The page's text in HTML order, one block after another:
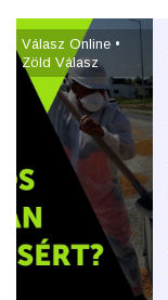
Válasz Online •
Zöld Válasz